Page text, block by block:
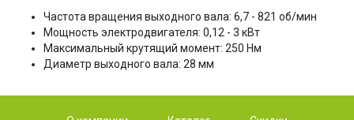
Частота вращения выходного вала: 6,7 - 821 об/мин
Мощность электродвигателя: 0,12 - 3 кВт
Максимальный крутящий момент: 250 Нм
Диаметр выходного вала: 28 мм